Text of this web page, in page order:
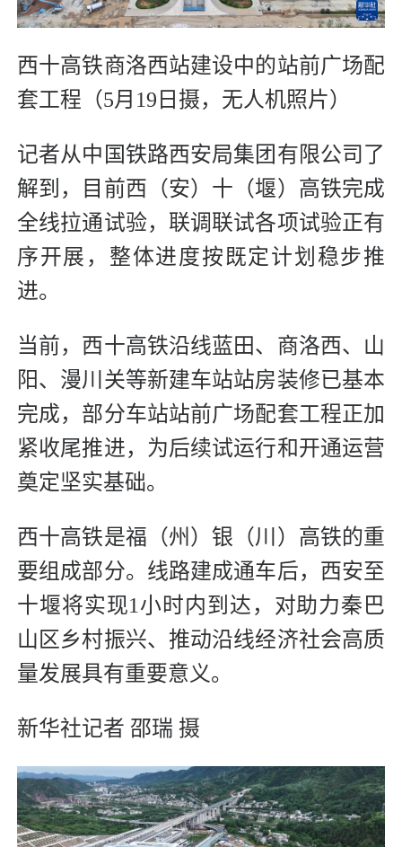
西十高铁商洛西站建设中的站前广场配
套工程（5月19日摄，无人机照片）
记者从中国铁路西安局集团有限公司了
解到，目前西（安）十（堰）高铁完成
全线拉通试验，联调联试各项试验正有
序开展，整体进度按既定计划稳步推
进。
当前，西十高铁沿线蓝田、商洛西、山
阳、漫川关等新建车站站房装修已基本
完成，部分车站站前广场配套工程正加
紧收尾推进，为后续试运行和开通运营
奠定坚实基础。
西十高铁是福（州）银（川）高铁的重
要组成部分。线路建成通车后，西安至
十堰将实现1小时内到达，对助力秦巴
山区乡村振兴、推动沿线经济社会高质
量发展具有重要意义。
新华社记者 邵瑞 摄